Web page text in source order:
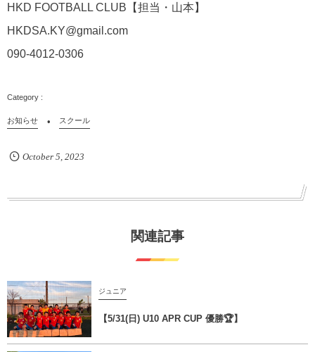
HKD FOOTBALL CLUB【担当・山本】
HKDSA.KY@gmail.com
090-4012-0306
お知らせ スクール
October 5, 2023
関連記事
ジュニア
【5/31(日) U10 APR CUP 優勝🏆】